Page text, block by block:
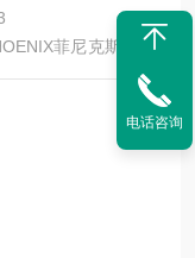
菲尼克斯、SIC
电话咨询